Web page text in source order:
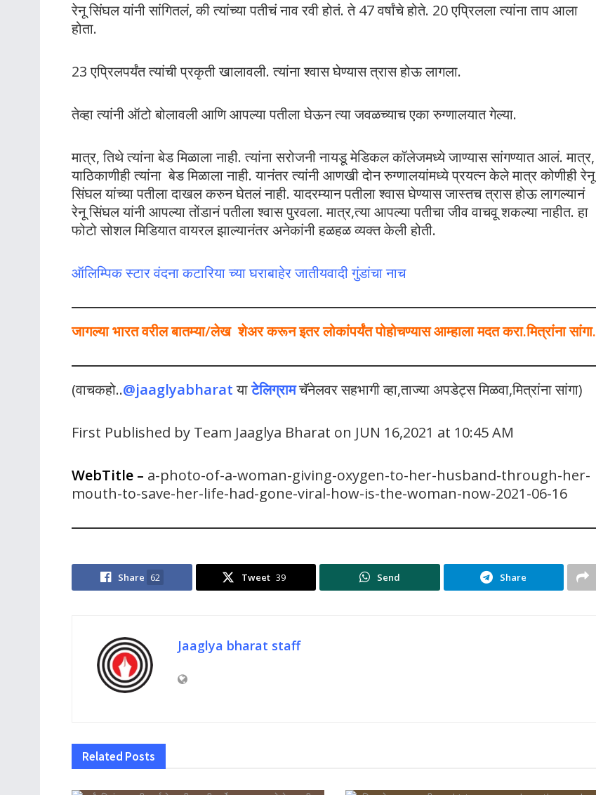
रेनू सिंघल यांनी सांगितलं, की त्यांच्या पतीचं नाव रवी होतं. ते 47 वर्षांचे होते. 20 एप्रिलला त्यांना ताप आला
होता.
23 एप्रिलपर्यंत त्यांची प्रकृती खालावली. त्यांना श्वास घेण्यास त्रास होऊ लागला.
तेव्हा त्यांनी ऑटो बोलावली आणि आपल्या पतीला घेऊन त्या जवळच्याच एका रुग्णालयात गेल्या.
मात्र, तिथे त्यांना बेड मिळाला नाही. त्यांना सरोजनी नायडू मेडिकल कॉलेजमध्ये जाण्यास सांगण्यात आलं. मात्र,
याठिकाणीही त्यांना बेड मिळाला नाही. यानंतर त्यांनी आणखी दोन रुग्णालयांमध्ये प्रयत्न केले मात्र कोणीही रेनू
सिंघल यांच्या पतीला दाखल करुन घेतलं नाही. यादरम्यान पतीला श्वास घेण्यास जास्तच त्रास होऊ लागल्यानं
रेनू सिंघल यांनी आपल्या तोंडानं पतीला श्वास पुरवला. मात्र,त्या आपल्या पतीचा जीव वाचवू शकल्या नाहीत. हा
फोटो सोशल मिडियात वायरल झाल्यानंतर अनेकांनी हळहळ व्यक्त केली होती.
ऑलिम्पिक स्टार वंदना कटारिया च्या घराबाहेर जातीयवादी गुंडांचा नाच
जागल्या भारत वरील बातम्या/लेख शेअर करून इतर लोकांपर्यंत पोहोचण्यास आम्हाला मदत करा.मित्रांना सांगा.
(वाचकहो..@jaaglyabharat याटेलिग्रामचॅनेलवर सहभागी व्हा,ताज्या अपडेट्स मिळवा,मित्रांना सांगा)
First Published by Team Jaaglya Bharat on JUN 16,2021 at 10:45 AM
WebTitle – a-photo-of-a-woman-giving-oxygen-to-her-husband-through-her-
mouth-to-save-her-life-had-gone-viral-how-is-the-woman-now-2021-06-16
Share 62 Tweet 39 Send Share
Jaaglya bharat staff
Related Posts